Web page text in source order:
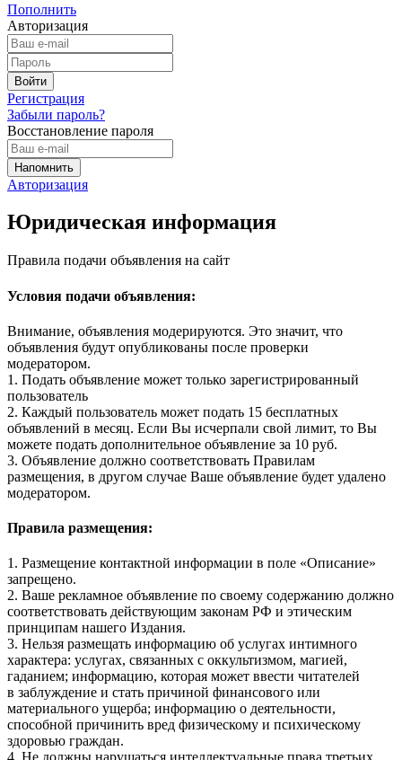
Пополнить
Авторизация
Регистрация
Забыли пароль?
Восстановление пароля
Авторизация
Юридическая информация
Правила подачи объявления на сайт
Условия подачи объявления:
Внимание, объявления модерируются. Это значит, что
объявления будут опубликованы после проверки
модератором.
1. Подать объявление может только зарегистрированный
пользователь
2. Каждый пользователь может подать 15 бесплатных
объявлений в месяц. Если Вы исчерпали свой лимит, то Вы
можете подать дополнительное объявление за 10 руб.
3. Объявление должно соответствовать Правилам
размещения, в другом случае Ваше объявление будет удалено
модератором.
Правила размещения:
1. Размещение контактной информации в поле «Описание»
запрещено.
2. Ваше рекламное объявление по своему содержанию должно
соответствовать действующим законам РФ и этическим
принципам нашего Издания.
3. Нельзя размещать информацию об услугах интимного
характера: услугах, связанных с оккультизмом, магией,
гаданием; информацию, которая может ввести читателей
в заблуждение и стать причиной финансового или
материального ущерба; информацию о деятельности,
способной причинить вред физическому и психическому
здоровью граждан.